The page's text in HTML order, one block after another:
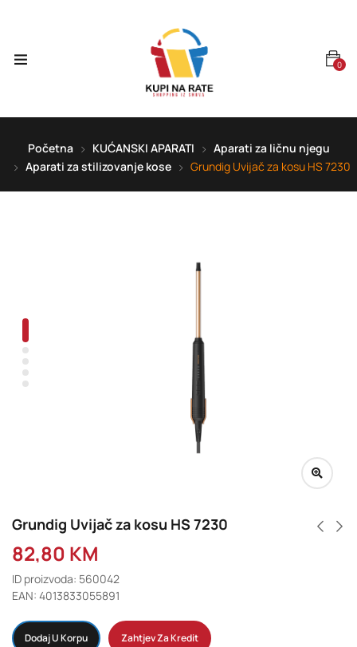
0
Početna KUĆANSKI APARATI
Aparati za ličnu njegu
Aparati za stilizovanje kose
Grundig Uvijač za kosu HS 7230
Grundig Uvijač za kosu HS 7230
82,80 KM
ID proizvoda: 560042
EAN: 4013833055891
Dodaj U Korpu Zahtjev Za Kredit